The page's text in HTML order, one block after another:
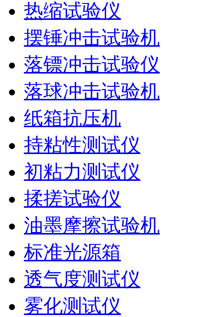
热缩试验仪
摆锤冲击试验机
落镖冲击试验仪
落球冲击试验机
纸箱抗压机
持粘性测试仪
初粘力测试仪
揉搓试验仪
油墨摩擦试验机
标准光源箱
透气度测试仪
雾化测试仪